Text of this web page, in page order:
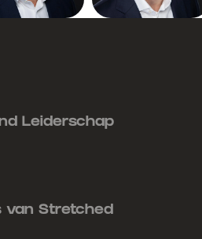
Leiderschap
van Stretched